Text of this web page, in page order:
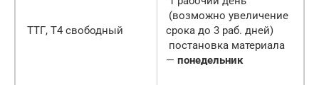
ТТГ, Т4 свободный
(возможно увеличение
срока до 3 раб. дней)
постановка материала
— понедельник